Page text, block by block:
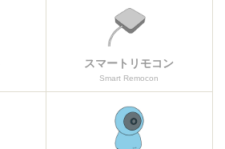
スマートリモコン
Smart Remocon